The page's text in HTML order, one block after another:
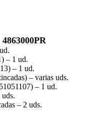
– 1 ud.
– 1 ud.
– varias uds.
– 1 ud.
– 2 uds.